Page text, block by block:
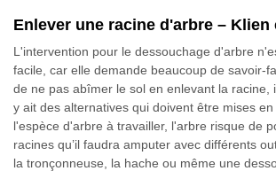
Enlever une racine d'arbre – Klien
L'intervention pour le dessouchage d'arbre
facile, car elle demande beaucoup de savoir-
de ne pas abîmer le sol en enlevant la racine,
y ait des alternatives qui doivent être mises
l'espèce d'arbre à travailler, l'arbre risque de
racines qu’il faudra amputer avec différents
la tronçonneuse, la hache ou même une